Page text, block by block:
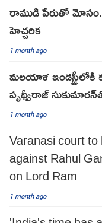
రాముడి పేరుతో
హెచ్చరిక
1 month ago
మలయాళ ఇండస్ట్రీలోకి
పృథ్వీరాజ్
1 month ago
Varanasi court
against Rahul
on Lord Ram
1 month ago